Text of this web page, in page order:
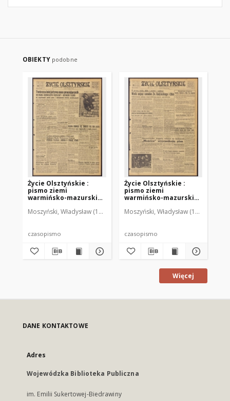
OBIEKTY podobne
Życie Olsztyńskie :
pismo ziemi
warmińsko-mazurskiej,
Moszyński, Władysław (1922-2001). Red. Mroczkowski, Włodzimierz
czasopismo
Życie Olsztyńskie :
pismo ziemi
warmińsko-mazurskiej,
Moszyński, Władysław (1922-2001).
czasopismo
Więcej
DANE KONTAKTOWE
Adres
Wojewódzka Biblioteka Publiczna
im. Emilii Sukertowej-Biedrawiny